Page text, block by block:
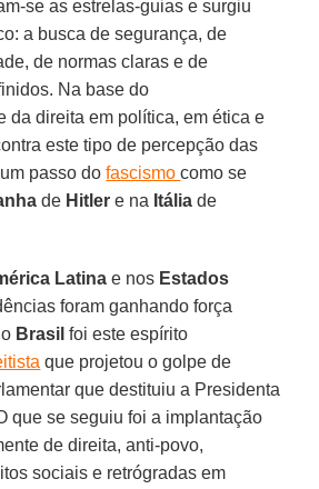
se as estrelas-guias e surgiu
a busca de segurança, de
de normas claras e de
Na base do
da direita em política, em ética e
este tipo de percepção das
passo dofascismocomo se
de Hitler e na Itáliade
Latina e nos Estados
foram ganhando força
Brasil foi este espírito
que projetou o golpe de
que destituiu a Presidenta
que se seguiu foi a implantação
de direita, anti-povo,
sociais e retrógradas em